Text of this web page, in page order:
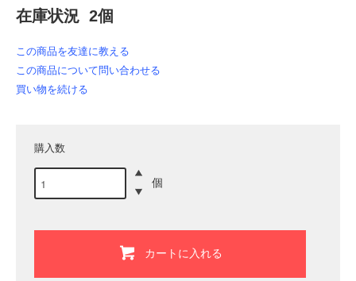
在庫状況 2個
この商品を友達に教える
この商品について問い合わせる
買い物を続ける
購入数
個
カートに入れる